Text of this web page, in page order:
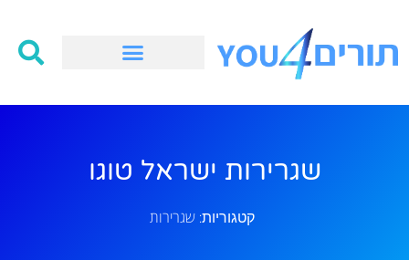
שגרירות ישראל טוגו
קטגוריות: שגרירות